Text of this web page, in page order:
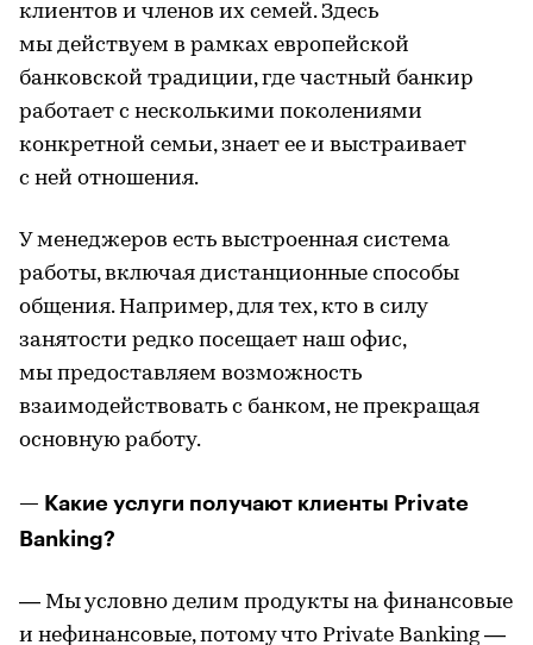
клиентов и членов их семей. Здесь
мы действуем в рамках европейской
банковской традиции, где частный банкир
работает с несколькими поколениями
конкретной семьи, знает ее и выстраивает
с ней отношения.
У менеджеров есть выстроенная система
работы, включая дистанционные способы
общения. Например, для тех, кто в силу
занятости редко посещает наш офис,
мы предоставляем возможность
взаимодействовать с банком, не прекращая
основную работу.
— Какие услуги получают клиенты Private
Banking?
— Мы условно делим продукты на финансовые
и нефинансовые, потому что Private Banking —